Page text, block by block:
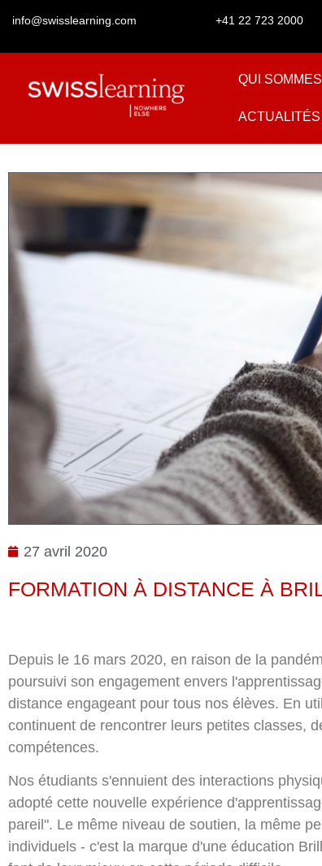
info@swisslearning.com +41 22 723 2000
QUI
ACTUALITÉS
27 avril 2020
FORMATION À DISTANCE À
Depuis le 16 mars 2020, en raison de la
poursuivi son engagement envers
distance engageant pour tous nos élèves. En
continuent de rencontrer leurs petites classes,
compétences.
Nos étudiants s'ennuient des interactions
adopté cette nouvelle expérience
pareil". Le même niveau de soutien, la même
individuels - c'est la marque d'une éducation